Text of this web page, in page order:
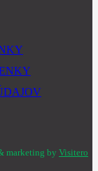
marketing by Visitero